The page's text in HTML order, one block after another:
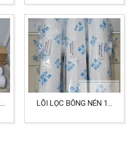
0.5 MICRON DÙNG CHO
LỌC NƯỚC, THỰC PHẨM
LÕI LỌC BÔNG NÉN 10
LỌC 0.5 MICRON LỌC